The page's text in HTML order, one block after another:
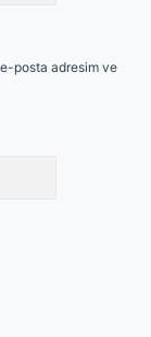
e-posta adresim ve